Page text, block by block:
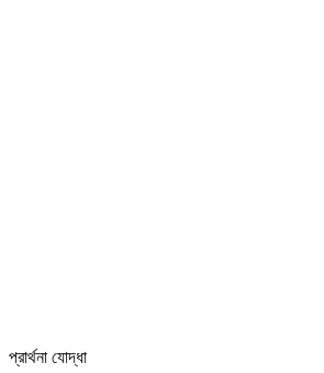
প্রার্থনা যোদ্ধা